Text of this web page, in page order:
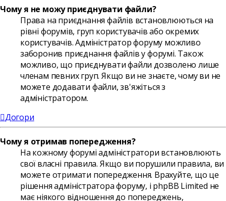
Чому я не можу приєднувати файли?
Права на приєднання файлів встановлюються на
рівні форумів, груп користувачів або окремих
користувачів. Адміністратор форуму можливо
заборонив приєднання файлів у форумі. Також
можливо, що приєднувати файли дозволено лише
членам певних груп. Якщо ви не знаєте, чому ви не
можете додавати файли, зв'яжіться з
адміністратором.
Догори
Чому я отримав попередження?
На кожному форумі адміністратори встановлюють
свої власні правила. Якщо ви порушили правила, ви
можете отримати попередження. Врахуйте, що це
рішення адміністратора форуму, і phpBB Limited не
має ніякого відношення до попереджень,